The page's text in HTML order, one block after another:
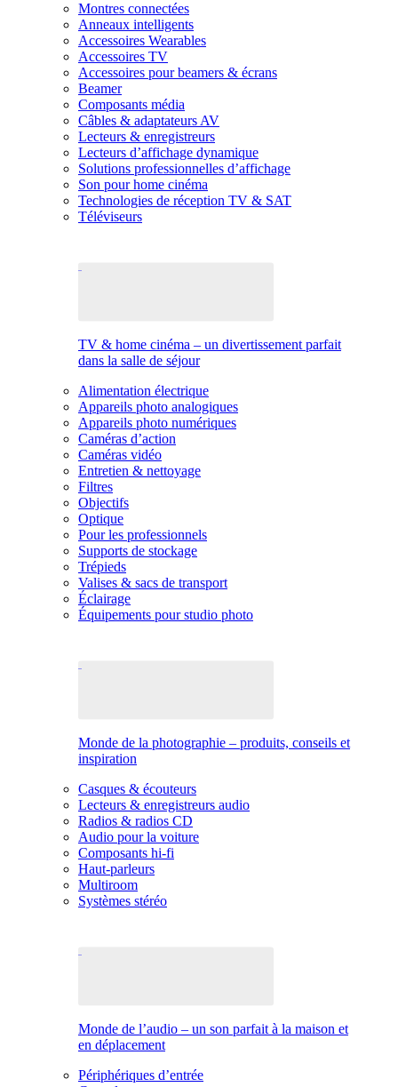
Montres connectées
Anneaux intelligents
Accessoires Wearables
Accessoires TV
Accessoires pour beamers & écrans
Beamer
Composants média
Câbles & adaptateurs AV
Lecteurs & enregistreurs
Lecteurs d’affichage dynamique
Solutions professionnelles d’affichage
Son pour home cinéma
Technologies de réception TV & SAT
Téléviseurs
TV & home cinéma – un divertissement parfait
dans la salle de séjour
Alimentation électrique
Appareils photo analogiques
Appareils photo numériques
Caméras d’action
Caméras vidéo
Entretien & nettoyage
Filtres
Objectifs
Optique
Pour les professionnels
Supports de stockage
Trépieds
Valises & sacs de transport
Éclairage
Équipements pour studio photo
Monde de la photographie – produits, conseils et
inspiration
Casques & écouteurs
Lecteurs & enregistreurs audio
Radios & radios CD
Audio pour la voiture
Composants hi-fi
Haut-parleurs
Multiroom
Systèmes stéréo
Monde de l’audio – un son parfait à la maison et
en déplacement
Périphériques d’entrée